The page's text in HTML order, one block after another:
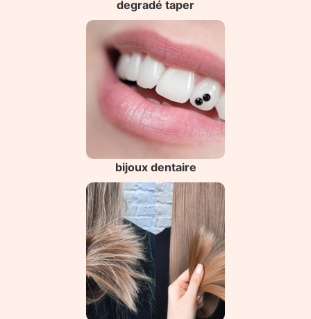
degradé taper
bijoux dentaire